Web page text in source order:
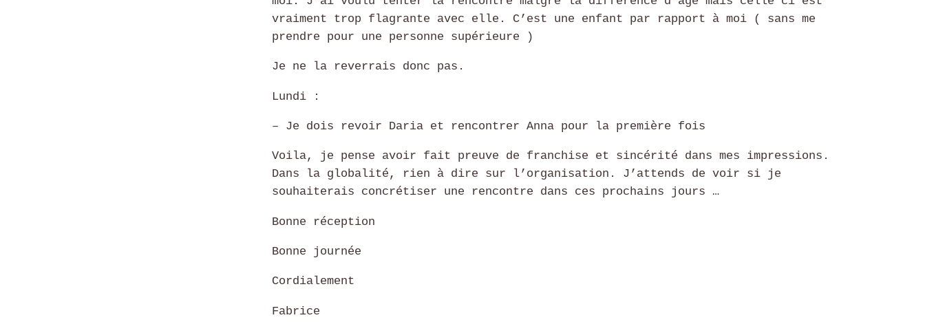
vraiment trop flagrante avec elle. C’est une enfant par rapport à moi ( sans me
prendre pour une personne supérieure )
Je ne la reverrais donc pas.
Lundi :
– Je dois revoir Daria et rencontrer Anna pour la première fois
Voila, je pense avoir fait preuve de franchise et sincérité dans mes impressions.
Dans la globalité, rien à dire sur l’organisation. J’attends de voir si je
souhaiterais concrétiser une rencontre dans ces prochains jours …
Bonne réception
Bonne journée
Cordialement
Fabrice